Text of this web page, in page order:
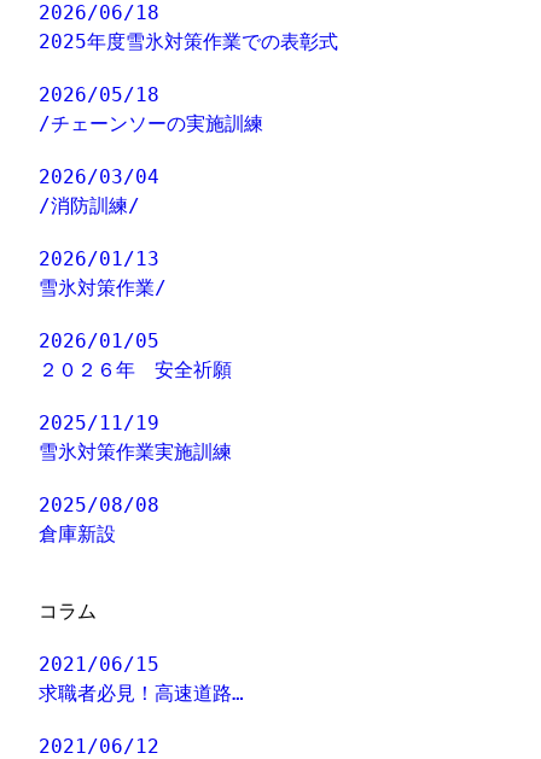
2026/06/18
2025年度雪氷対策作業での表彰式
2026/05/18
/チェーンソーの実施訓練
2026/03/04
/消防訓練/
2026/01/13
雪氷対策作業/
2026/01/05
２０２６年 安全祈願
2025/11/19
雪氷対策作業実施訓練
2025/08/08
倉庫新設
コラム
2021/06/15
求職者必見！高速道路…
2021/06/12